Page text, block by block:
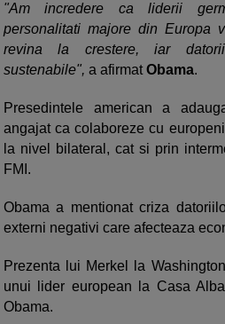
"Am incredere ca liderii
personalitati majore din Europa
revina la crestere, iar
sustenabile", a afirmatObama.
Presedintele american a
angajat ca colaboreze cu
la nivel bilateral, cat si prin
FMI.
Obama a mentionat criza
externi negativi care afecteaza
Prezenta lui Merkel la
unui lider european la Casa
Obama.